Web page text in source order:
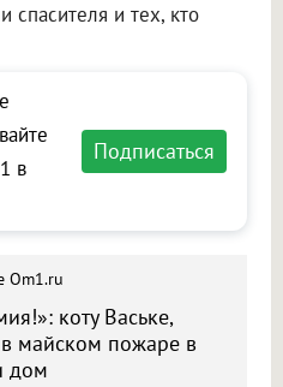
спасителя и тех, кто
в
Подписаться
Om1.ru
коту Ваське,
майском пожаре в
дом